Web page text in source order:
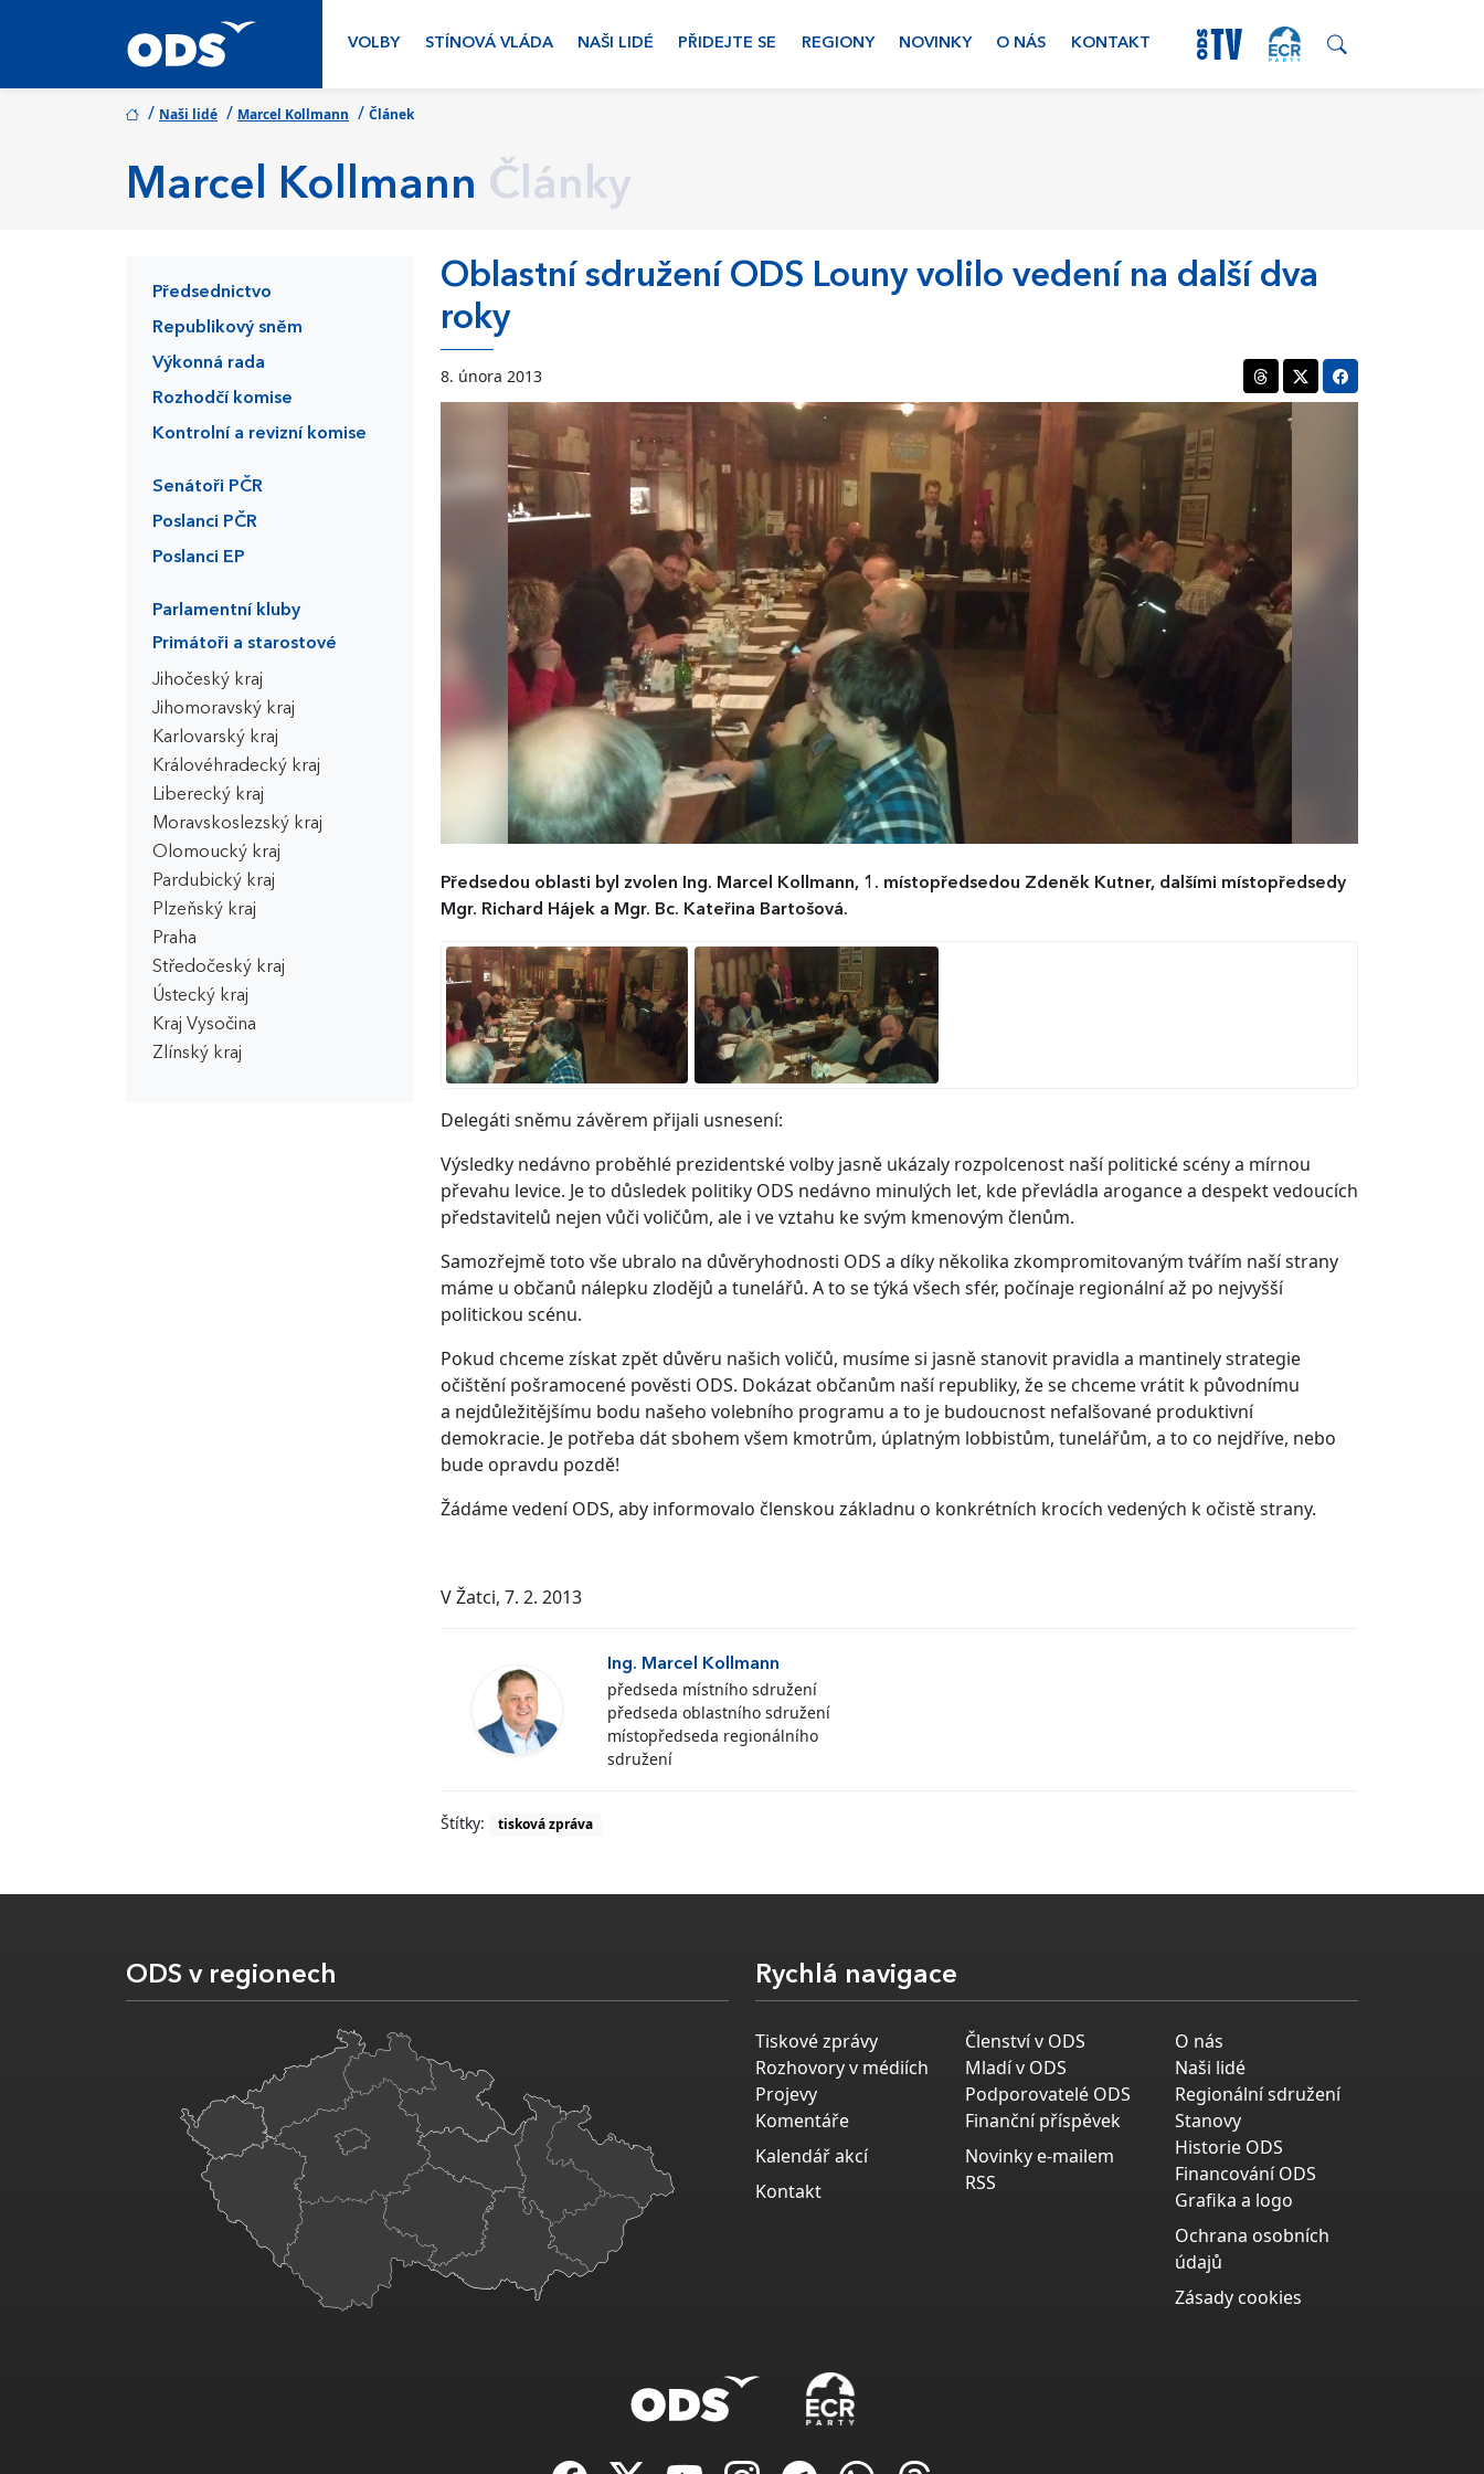
VOLBY STÍNOVÁ VLÁDA NAŠI LIDÉ PŘIDEJTE SE REGIONY NOVINKY O NÁS KONTAKT
/ Naši lidé / Marcel Kollmann / Článek
Marcel Kollmann Články
Předsednictvo
Republikový sněm
Výkonná rada
Rozhodčí komise
Kontrolní a revizní komise
Senátoři PČR
Poslanci PČR
Poslanci EP
Parlamentní kluby
Primátoři a starostové
Jihočeský kraj
Jihomoravský kraj
Karlovarský kraj
Královéhradecký kraj
Liberecký kraj
Moravskoslezský kraj
Olomoucký kraj
Pardubický kraj
Plzeňský kraj
Praha
Středočeský kraj
Ústecký kraj
Kraj Vysočina
Zlínský kraj
Oblastní sdružení ODS Louny volilo vedení na další dva
roky
8. února 2013
Předsedou oblasti byl zvolen Ing. Marcel Kollmann, 1. místopředsedou Zdeněk Kutner, dalšími místopředsedy
Mgr. Richard Hájek a Mgr. Bc. Kateřina Bartošová.
Delegáti sněmu závěrem přijali usnesení:
Výsledky nedávno proběhlé prezidentské volby jasně ukázaly rozpolcenost naší politické scény a mírnou
převahu levice. Je to důsledek politiky ODS nedávno minulých let, kde převládla arogance a despekt vedoucích
představitelů nejen vůči voličům, ale i ve vztahu ke svým kmenovým členům.
Samozřejmě toto vše ubralo na důvěryhodnosti ODS a díky několika zkompromitovaným tvářím naší strany
máme u občanů nálepku zlodějů a tunelářů. A to se týká všech sfér, počínaje regionální až po nejvyšší
politickou scénu.
Pokud chceme získat zpět důvěru našich voličů, musíme si jasně stanovit pravidla a mantinely strategie
očištění pošramocené pověsti ODS. Dokázat občanům naší republiky, že se chceme vrátit k původnímu
a nejdůležitějšímu bodu našeho volebního programu a to je budoucnost nefalšované produktivní
demokracie. Je potřeba dát sbohem všem kmotrům, úplatným lobbistům, tunelářům, a to co nejdříve, nebo
bude opravdu pozdě!
Žádáme vedení ODS, aby informovalo členskou základnu o konkrétních krocích vedených k očistě strany.
V Žatci, 7. 2. 2013
Ing. Marcel Kollmann
předseda místního sdružení
předseda oblastního sdružení
místopředseda regionálního
sdružení
Štítky: tisková zpráva
ODS v regionech Rychlá navigace
Tiskové zprávy
Rozhovory v médiích
Projevy
Komentáře
Kalendář akcí
Kontakt
Členství v ODS
Mladí v ODS
Podporovatelé ODS
Finanční příspěvek
Novinky e-mailem
RSS
O nás
Naši lidé
Regionální sdružení
Stanovy
Historie ODS
Financování ODS
Grafika a logo
Ochrana osobních
údajů
Zásady cookies